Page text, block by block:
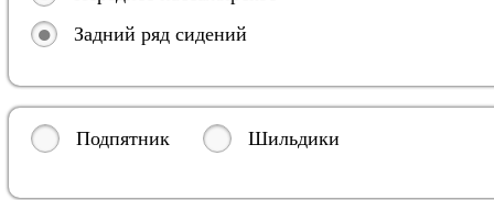
Задний ряд сидений
Подпятник Шильдики